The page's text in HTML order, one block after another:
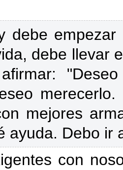
debe
debe llevar
mejores
ayuda. Debo ir
con